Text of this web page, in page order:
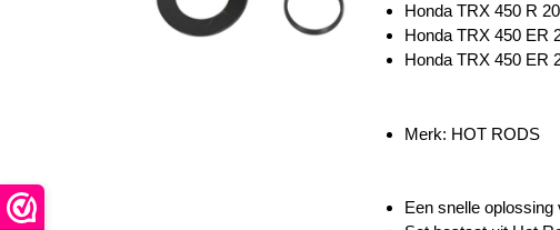
Honda TRX 450 R
Honda TRX 450 ER
Honda TRX 450 ER
Merk: HOT RODS
Een snelle